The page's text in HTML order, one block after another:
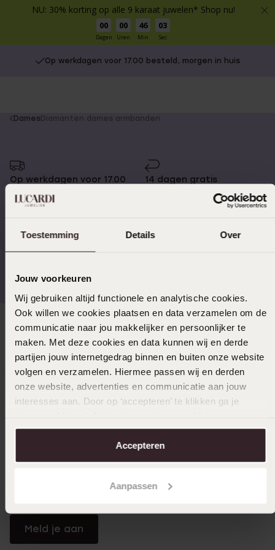
NU: 30% korting op alle 9 karaat juwelen* Shop nu!
00
Dagen
00
Uren
46
Min
03
Sec
Toestemming Details Over
Jouw voorkeuren
Wij gebruiken altijd functionele en analytische cookies.
Ook willen we cookies plaatsen en data verzamelen om de
communicatie naar jou makkelijker en persoonlijker te
maken. Met deze cookies en data kunnen wij en derde
partijen jouw internetgedrag binnen en buiten onze website
volgen en verzamelen. Hiermee passen wij en derden
onze website, advertenties en communicatie aan jouw
interesses aan. Door op ‘accepteren’ te klikken ga je
aanpassen. Lees er meer over in onscookiebeleid.
Accepteren
Aanpassen
Op werkdagen voor 17.00 besteld, morgen in huis
You
DamesDiamanten dames armbanden
Op werkdagen voor 17.00
besteld, morgen in huis
14 dagen gratis
Direct naar
Over Lucardi
Word member en ontvang altijd minimaal 10% korting
Meld je aan